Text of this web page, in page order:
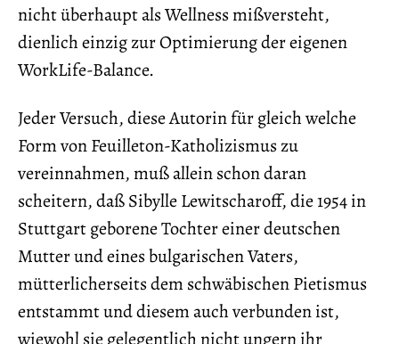
nicht überhaupt als Wellness mißversteht,
dienlich einzig zur Optimierung der eigenen
Work­Life-Balance.
Jeder Versuch, diese Autorin für gleich welche
Form von Feuilleton-Katholizismus zu
vereinnahmen, muß allein schon daran
scheitern, daß Sibylle Lewitscharoff, die 1954 in
Stuttgart geborene Tochter einer deutschen
Mutter und eines bulgarischen Vaters,
mütterlicherseits dem schwäbischen Pietismus
entstammt und diesem auch verbunden ist,
wiewohl sie gelegentlich nicht ungern ihr